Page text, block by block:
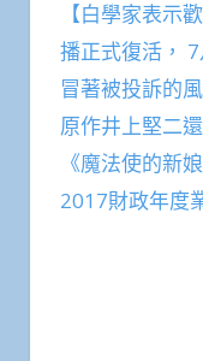
【白學家表示
播正式復活，
冒著被投訴的
原作井上堅二
《魔法使的新
2017財政年度